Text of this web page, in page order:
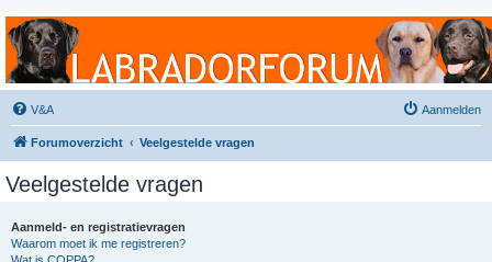
Labradorforum
Het gezelligste Labradorforum van Nederland en België!
V&A Aanmelden
Forumoverzicht Veelgestelde vragen
Veelgestelde vragen
Aanmeld- en registratievragen
Waarom moet ik me registreren?